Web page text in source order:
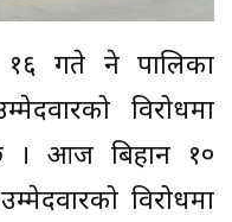
गते हुने पालिका
विरोधमा
। आज बिहान १०
विरोधमा